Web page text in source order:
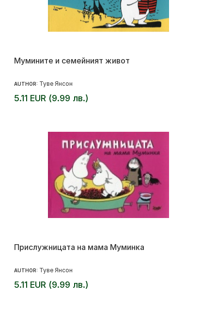
Мумините и семейният живот
AUTHOR: Туве Янсон
5.11 EUR (9.99 лв.)
Прислужницата на мама Муминка
AUTHOR: Туве Янсон
5.11 EUR (9.99 лв.)